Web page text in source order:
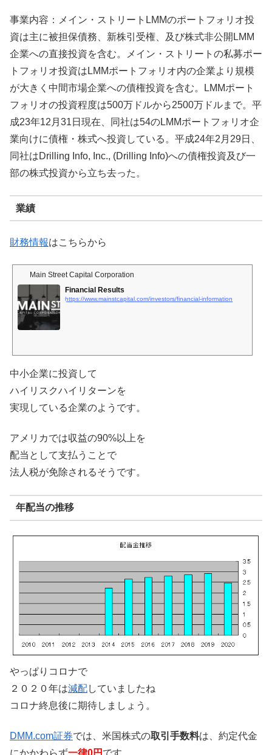
事業内容：メイン・ストリートLMMのポートフォリオ投
資は主に被担保債務、新株引受権、及び株式非公開LMM
企業への直接投資を含む。メイン・ストリートの私募ポー
トフォリオ投資はLMMポートフォリオ内の企業より規模
が大きく中間市場企業への債権投資を含む。LMMポート
フォリオの投資程度は500万ドルから2500万ドルまで。平
成23年12月31日現在、同社は54のLMMポートフォリオ企
業向けに債権・株式へ投資している。平成24年2月29日、
同社はDrilling Info, Inc., (Drilling Info)への債権投資及び一
部の株式投資から立ち去った。
業績
財務情報はこちらから
Main Street Capital Corporation
Financial Results
https://www.mainstcapital.com/investors/financial-information
中小企業に投資して
ハイリスクハイリターンを
実現している企業のようです。
アメリカでは収益の90%以上を
配当として支払うことで
法人税が免除されるそうです。
年配当の推移
やっぱりコロナで
２０２０年は減配していましたね
コロナ終息後に期待しましょう。
DMM.com証券では、米国株式の取引手数料は、約定代金
にかかわらず一律0円 です。